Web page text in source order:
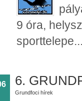
9 óra,
6.
Grundfoci hírek